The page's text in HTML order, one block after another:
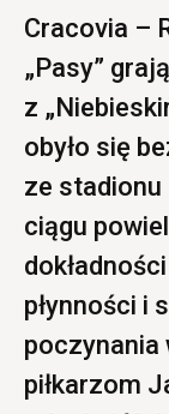
Cracovia –
„Pasy”
z
obyło się
ze stadionu
ciągu
płynności i
poczynania
piłkarzom